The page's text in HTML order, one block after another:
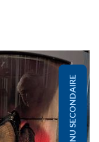
MENU SECONDAIRE